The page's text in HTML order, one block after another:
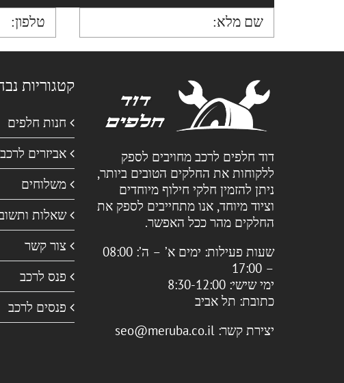
דוד חלפים לרכב מחויבים לספק
ללקוחות את החלקים הטובים ביותר,
ניתן להזמין חלקי חילוף מיוחדים
וציוד מיוחד, אנו מתחייבים לספק את
החלקים מהר ככל האפשר.
שעות פעילות:
ימים א’ – ה’: 08:00
– 17:00
ימי שישי: 8:30-12:00
כתובת: תל אביב
יצירת קשר: seo@meruba.co.il
קטגוריות
חנות חלפים
אביזרים לרכב
משלוחים
שאלות
צור קשר
פנס לרכב
פנסים לרכב